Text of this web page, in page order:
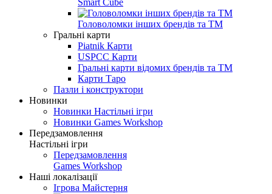
Smart Cube
Головоломки інших брендів та ТМ
Гральні карти
Piatnik Карти
USPCC Карти
Гральні карти відомих брендів та ТМ
Карти Таро
Пазли і конструктори
Новинки
Новинки Настільні ігри
Новинки Games Workshop
Передзамовлення
Настільні ігри
Передзамовлення
Games Workshop
Наші локалізації
Ігрова Майстерня